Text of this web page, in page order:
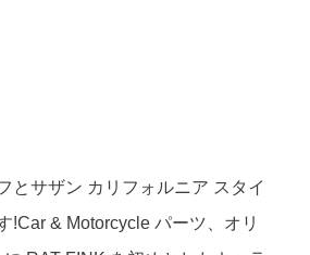
とサザン カリフォルニア スタイ
!Car & Motorcycle パーツ、オリ